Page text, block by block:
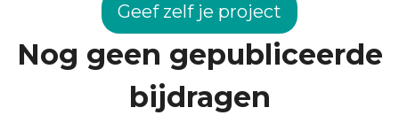
Geef zelf je project
Nog geen gepubliceerde
bijdragen